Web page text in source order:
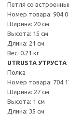
Петля со
Номер товара:
Ширина: 20 см
Высота: 15 см
Длина: 21 см
Вес: 0.21 кг
UTRUSTA УТРУСТА
Полка
Номер товара:
Ширина: 27 см
Высота: 1 см
Длина: 35 см